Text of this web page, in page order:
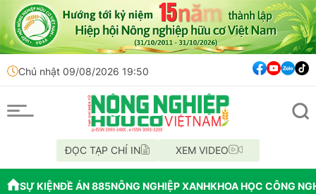
Chủ nhật 09/08/2026 19:50
ĐỌC TẠP CHÍ IN XEM VIDEO
SỰ KIỆNĐỀ ÁN 885NÔNG NGHIỆP XANHKHOA HỌC CÔNG